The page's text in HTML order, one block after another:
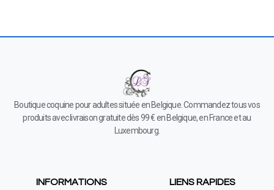
Boutique coquine pour adultes située en Belgique. Commandez tous vos
produits avec livraison gratuite dès 99 € en Belgique, en France et au
Luxembourg.
INFORMATIONS LIENS RAPIDES